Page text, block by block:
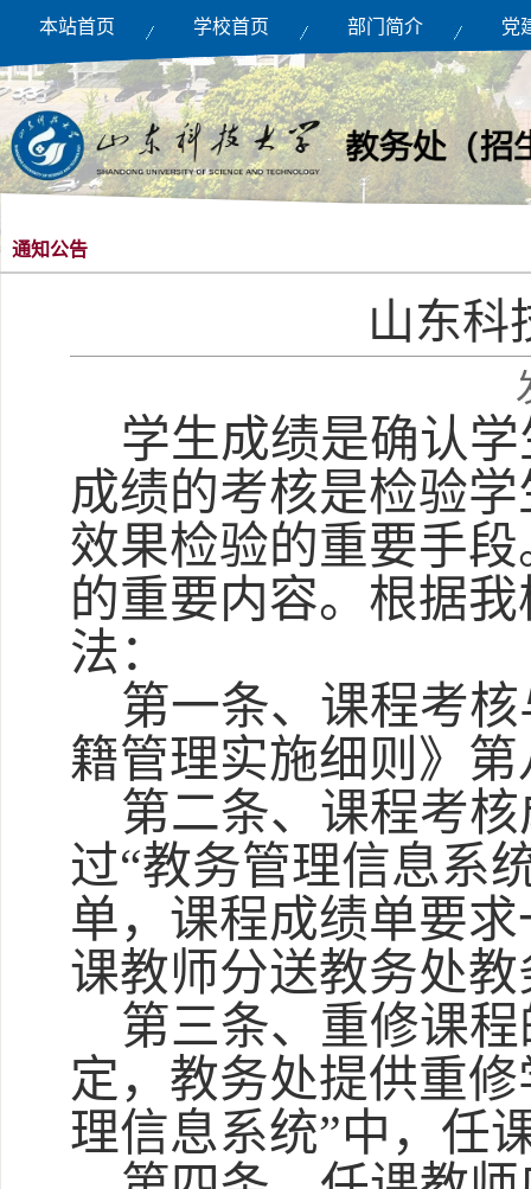
本站首页 学校首页 部门简介 党
通知公告
山东科
学生成绩是确认
成绩的考核是检验
效果检验的重要手
的重要内容。根据
法：
第一条、课程考
籍管理实施细则》
第二条、课程考
过“教务管理信息系
单，课程成绩单要
课教师分送教务处
第三条、重修课
定，教务处提供重
理信息系统”中，任